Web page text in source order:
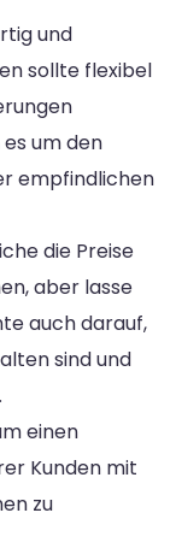
und
sollte flexibel
um den
empfindlichen
die Preise
aber lasse
auch darauf,
sind und
einen
Kunden mit
zu